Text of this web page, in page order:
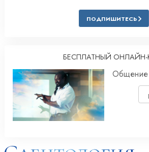
ПОДПИШИТЕСЬ
БЕСПЛАТНЫЙ ОНЛАЙН-
Общение